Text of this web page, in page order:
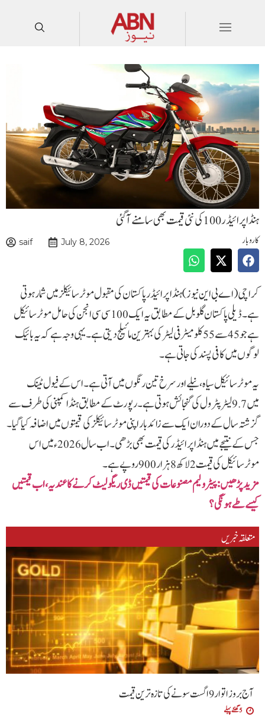
ہنڈا پرائیڈر 100کی نئی قیمت بھی سامنے آگئی
کاروبار saif July 8, 2026
کراچی (اے بی این نیوز)ہنڈا پرائیڈر پاکستان کی مقبول موٹرسائیکلز میں شمار ہوتی
ہے۔ ڈیلی پاکستان گلوبل کے مطابق یہ ایک 100سی سی انجن کی حامل موٹرسائیکل
ہے جو 45سے 55کلومیٹر فی لیٹر کی بہترین مائیلج دیتی ہے۔ یہی وجہ ہے کہ یہ بائیک
لوگوں میں کافی پسند کی جاتی ہے۔
یہ موٹرسائیکل سیاہ، نیلے اور سرخ تین رنگوں میں آتی ہے۔ اس کے فیول ٹینک
میں 9.7لیٹر پٹرول کی گنجائش ہوتی ہے۔ رپورٹ کے مطابق ہنڈا کمپنی کی طرف سے
گزشتہ سال کے دوران ایک سے زائد بار اپنی موٹرسائیکلز کی قیمتوں میں اضافہ کیا گیا۔
جس کے نتیجے میں ہنڈا پرائیڈر کی قیمت بھی بڑھی۔ اب سال 2026ء میں اس
موٹرسائیکل کی قیمت 2لاکھ 8ہزار 900روپے ہے۔
مزید پڑھیں: پیٹرولیم مصنوعات کی قیمتیں ڈی ریگولیٹ کرنےکا عندیہ ، اب قیمتیں
کیسے طے ہونگی؟
متعلقہ خبریں
آج بروز اتوار 9 اگست سونے کی تازہ ترین قیمت
5 گھنٹے پہلے